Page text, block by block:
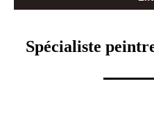
Spécialiste